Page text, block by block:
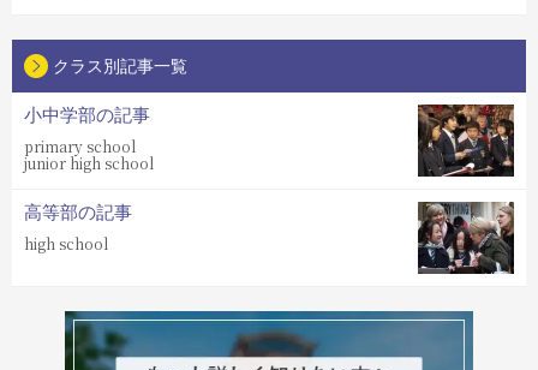
クラス別記事一覧
小中学部の記事
primary school
junior high school
高等部の記事
high school